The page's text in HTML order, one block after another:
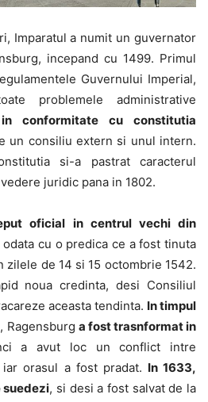
Imparatul a numit un guvernator
incepand cu 1499. Primul
Guvernului Imperial,
problemele administrative
conformitate cu constitutia
un consiliu extern si unul intern.
si-a pastrat caracterul
juridic pana in 1802.
oficial in centrul vechi din
odata cu o predica ce a fost tinuta
zilele de 14 si 15 octombrie 1542.
noua credinta, desi Consiliul
aceasta tendinta. In timpul
, Ragensburg a fost trasnformat in
a avut loc un conflict intre
iar orasul a fost pradat. In 1633,
suedezi, si desi a fost salvat de la